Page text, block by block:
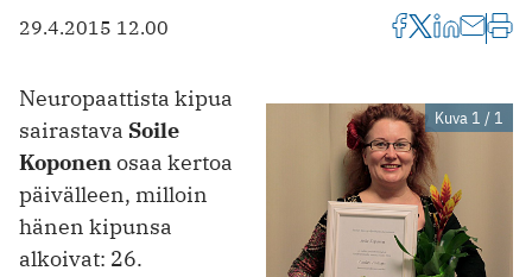
29.4.2015 12.00
Kuva 1 / 1
Neuropaattista kipua
sairastava Soile
Koponenosaa kertoa
päivälleen, milloin
hänen kipunsa
alkoivat: 26.